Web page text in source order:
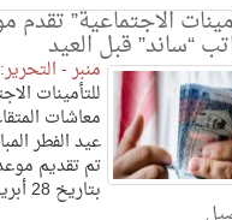
الاجتماعية”
“ساند” قبل العيد
منبر - التحرير:
للتأمينات
معاشات
عيد الفطر
تم تقديم
بتاريخ 28 أبريل الحالي، بدلا من ..